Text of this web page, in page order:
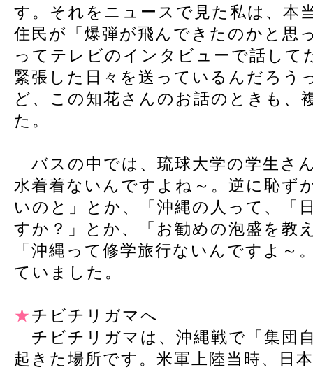
す。それをニュースで見た私は、本
住民が「爆弾が飛んできたのかと思
ってテレビのインタビューで話して
緊張した日々を送っているんだろう
ど、この知花さんのお話のときも、
た。
バスの中では、琉球大学の学生さ
水着着ないんですよね～。逆に恥ず
いのと」とか、「沖縄の人って、「
すか？」とか、「お勧めの泡盛を教
「沖縄って修学旅行ないんですよ～
ていました。
★ チビチリガマへ
チビチリガマは、沖縄戦で「集団
起きた場所です。米軍上陸当時、日